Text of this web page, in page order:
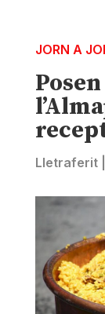
JORN A
Lletraferit|